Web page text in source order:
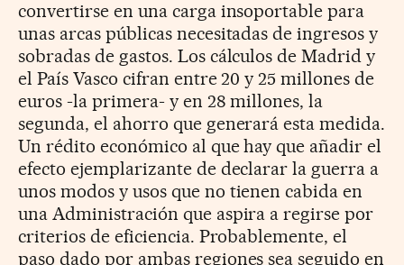
convertirse en una carga insoportable para
unas arcas públicas necesitadas de ingresos y
sobradas de gastos. Los cálculos de Madrid y
el País Vasco cifran entre 20 y 25 millones de
euros -la primera- y en 28 millones, la
segunda, el ahorro que generará esta medida.
Un rédito económico al que hay que añadir el
efecto ejemplarizante de declarar la guerra a
unos modos y usos que no tienen cabida en
una Administración que aspira a regirse por
criterios de eficiencia. Probablemente, el
paso dado por ambas regiones sea seguido en